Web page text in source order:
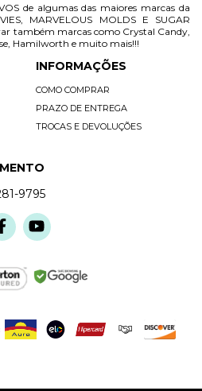
de algumas das maiores marcas da
MARVELOUS MOLDS E SUGAR
também marcas como Crystal Candy,
Hamilworth e muito mais!!!
INFORMAÇÕES
COMO COMPRAR
PRAZO DE ENTREGA
TROCAS E DEVOLUÇÕES
9795